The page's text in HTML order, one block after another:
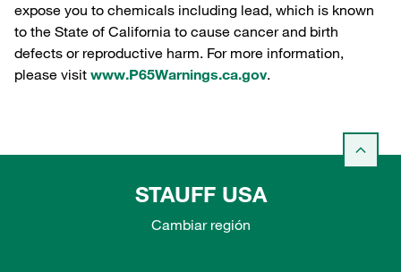
expose you to chemicals including lead, which is known
to the State of California to cause cancer and birth
defects or reproductive harm. For more information,
please visit www.P65Warnings.ca.gov.
STAUFF USA
Cambiar región